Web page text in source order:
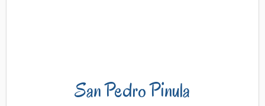
San Pedro Pinula